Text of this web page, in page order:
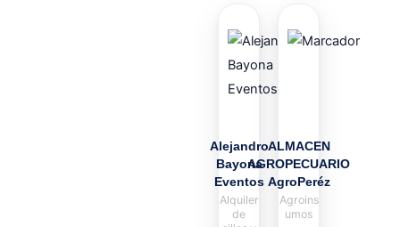
Alejandro
Bayona
Eventos
Alquiler
de
ALMACEN
AGROPECUARIO
AgroPeréz
Agroins
umos